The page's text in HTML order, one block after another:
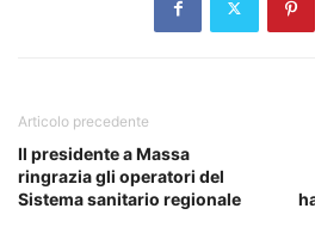
Articolo precedente
Il presidente a Massa
ringrazia gli operatori del
Sistema sanitario regionale